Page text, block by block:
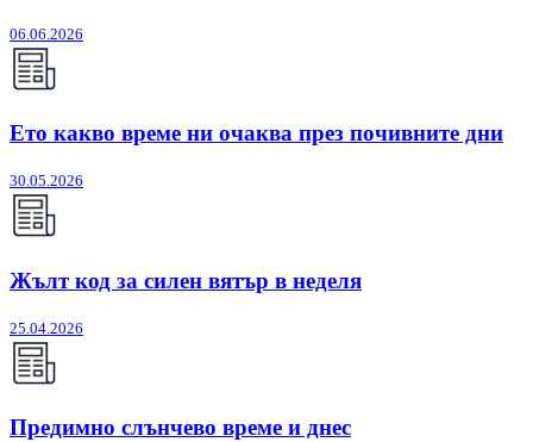
06.06.2026
Ето какво време ни очаква през почивните дни
30.05.2026
Жълт код за силен вятър в неделя
25.04.2026
Предимно слънчево време и днес